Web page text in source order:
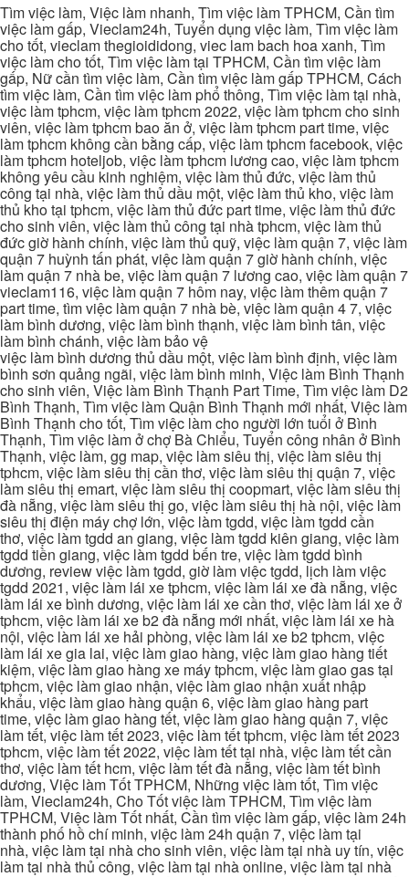
Tìm việc làm, Việc làm nhanh, Tìm việc làm TPHCM, Cần tìm
việc làm gấp, Vieclam24h, Tuyển dụng việc làm, Tìm việc làm
cho tốt, vieclam thegioididong, viec lam bach hoa xanh, Tìm
việc làm cho tốt, Tìm việc làm tại TPHCM, Cần tìm việc làm
gấp, Nữ cần tìm việc làm, Cần tìm việc làm gấp TPHCM, Cách
tìm việc làm, Cần tìm việc làm phổ thông, Tìm việc làm tại nhà,
việc làm tphcm, việc làm tphcm 2022, việc làm tphcm cho sinh
viên, việc làm tphcm bao ăn ở, việc làm tphcm part time, việc
làm tphcm không cần bằng cấp, việc làm tphcm facebook, việc
làm tphcm hoteljob, việc làm tphcm lương cao, việc làm tphcm
không yêu cầu kinh nghiệm, việc làm thủ đức, việc làm thủ
công tại nhà, việc làm thủ dầu một, việc làm thủ kho, việc làm
thủ kho tại tphcm, việc làm thủ đức part time, việc làm thủ đức
cho sinh viên, việc làm thủ công tại nhà tphcm, việc làm thủ
đức giờ hành chính, việc làm thủ quỹ, việc làm quận 7, việc làm
quận 7 huỳnh tấn phát, việc làm quận 7 giờ hành chính, việc
làm quận 7 nhà be, việc làm quận 7 lương cao, việc làm quận 7
vieclam116, việc làm quận 7 hôm nay, việc làm thêm quận 7
part time, tìm việc làm quận 7 nhà bè, việc làm quận 4 7, việc
làm bình dương, việc làm bình thạnh, việc làm bình tân, việc
làm bình chánh, việc làm bảo vệ
việc làm bình dương thủ dầu một, việc làm bình định, việc làm
bình sơn quảng ngãi, việc làm bình minh, Việc làm Bình Thạnh
cho sinh viên, Việc làm Bình Thạnh Part Time, Tìm việc làm D2
Bình Thạnh, Tìm việc làm Quận Bình Thạnh mới nhất, Việc làm
Bình Thạnh cho tốt, Tìm việc làm cho người lớn tuổi ở Bình
Thạnh, Tìm việc làm ở chợ Bà Chiểu, Tuyển công nhân ở Bình
Thạnh, việc làm, gg map, việc làm siêu thị, việc làm siêu thị
tphcm, việc làm siêu thị cần thơ, việc làm siêu thị quận 7, việc
làm siêu thị emart, việc làm siêu thị coopmart, việc làm siêu thị
đà nẵng, việc làm siêu thị go, việc làm siêu thị hà nội, việc làm
siêu thị điện máy chợ lớn, việc làm tgdd, việc làm tgdd cần
thơ, việc làm tgdd an giang, việc làm tgdd kiên giang, việc làm
tgdd tiền giang, việc làm tgdd bến tre, việc làm tgdd bình
dương, review việc làm tgdd, giờ làm việc tgdd, lịch làm việc
tgdd 2021, việc làm lái xe tphcm, việc làm lái xe đà nẵng, việc
làm lái xe bình dương, việc làm lái xe cần thơ, việc làm lái xe ở
tphcm, việc làm lái xe b2 đà nẵng mới nhất, việc làm lái xe hà
nội, việc làm lái xe hải phòng, việc làm lái xe b2 tphcm, việc
làm lái xe gia lai, việc làm giao hàng, việc làm giao hàng tiết
kiệm, việc làm giao hàng xe máy tphcm, việc làm giao gas tại
tphcm, việc làm giao nhận, việc làm giao nhận xuất nhập
khẩu, việc làm giao hàng quận 6, việc làm giao hàng part
time, việc làm giao hàng tết, việc làm giao hàng quận 7, việc
làm tết, việc làm tết 2023, việc làm tết tphcm, việc làm tết 2023
tphcm, việc làm tết 2022, việc làm tết tại nhà, việc làm tết cần
thơ, việc làm tết hcm, việc làm tết đà nẵng, việc làm tết bình
dương, Việc làm Tốt TPHCM, Những việc làm tốt, Tìm việc
làm, Vieclam24h, Cho Tốt việc làm TPHCM, Tìm việc làm
TPHCM, Việc làm Tốt nhất, Cần tìm việc làm gấp, việc làm 24h
thành phố hồ chí minh, việc làm 24h quận 7, việc làm tại
nhà, việc làm tại nhà cho sinh viên, việc làm tại nhà uy tín, việc
làm tại nhà thủ công, việc làm tại nhà online, việc làm tại nhà